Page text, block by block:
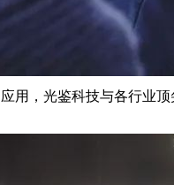
用，光鉴科技与各行业